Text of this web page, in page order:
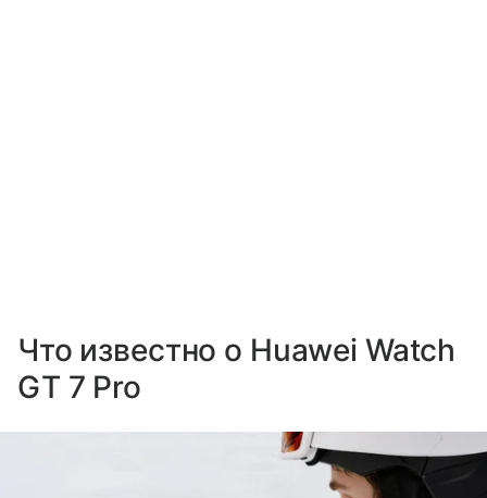
Что известно о Huawei Watch
GT 7 Pro